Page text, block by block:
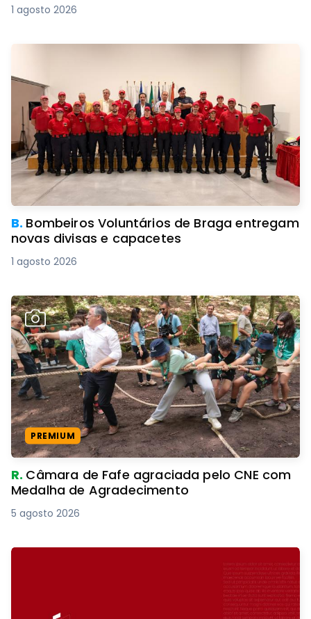
1 agosto 2026
B. Bombeiros Voluntários de Braga entregam
novas divisas e capacetes
1 agosto 2026
PREMIUM
R. Câmara de Fafe agraciada pelo CNE com
Medalha de Agradecimento
5 agosto 2026